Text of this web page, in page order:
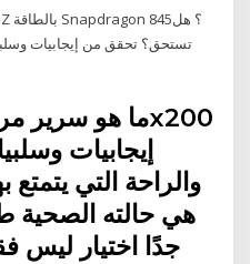
والراحة التي يتمتع
هي حالته الصحية
جدًا اختيار ليس